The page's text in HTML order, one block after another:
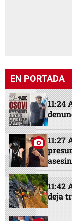
EN PORTADA
11:24
11:27
11:42
deja